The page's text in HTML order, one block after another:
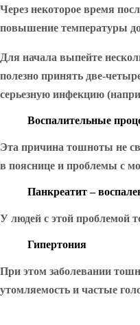
Через некоторое время
повышение температуры до
Для начала выпейте
полезно принять две-
серьезную инфекцию
Воспалительные
Эта причина тошноты не
в пояснице и проблемы с
Панкреатит –
У людей с этой проблемой
Гипертония
При этом заболевании
утомляемость и частые